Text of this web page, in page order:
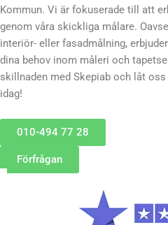
Kommun. Vi är fokuserade till att
genom våra skickliga målare.
interiör- eller fasadmålning,
dina behov inom måleri och
skillnaden med Skepiab och låt
idag!
010-494 77 28
Förfrågan